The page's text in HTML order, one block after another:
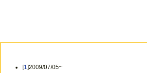
[1 ]2009/07/05~